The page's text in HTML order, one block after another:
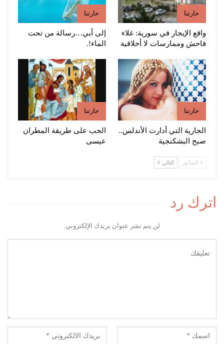
حارتنا
واقع الإيجار في سورية: غلاء
فاحش وممارسات لا أخلاقية
حارتنا
إلى أبي…رسالة من تحت
الماء!.
حارتنا
الجارية التي أدارت الأندلس..
صبح البشكنجية
حارتنا
الحب على طريقة المطران
عيسى
السابق التالي
اترك رد
لن يتم نشر عنوان بريدك الإلكتروني.